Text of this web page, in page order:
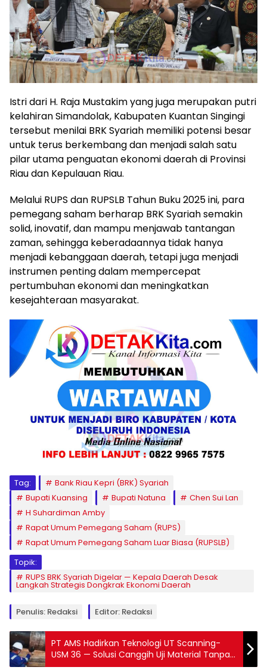
Istri dari H. Raja Mustakim yang juga merupakan putri
kelahiran Simandolak, Kabupaten Kuantan Singingi
tersebut menilai BRK Syariah memiliki potensi besar
untuk terus berkembang dan menjadi salah satu
pilar utama penguatan ekonomi daerah di Provinsi
Riau dan Kepulauan Riau.
Melalui RUPS dan RUPSLB Tahun Buku 2025 ini, para
pemegang saham berharap BRK Syariah semakin
solid, inovatif, dan mampu menjawab tantangan
zaman, sehingga keberadaannya tidak hanya
menjadi kebanggaan daerah, tetapi juga menjadi
instrumen penting dalam mempercepat
pertumbuhan ekonomi dan meningkatkan
kesejahteraan masyarakat.
Tag:
Bank Riau Kepri (BRK) Syariah
Bupati Kuansing
Bupati Natuna
Chen Sui Lan
H Suhardiman Amby
Rapat Umum Pemegang Saham (RUPS)
Rapat Umum Pemegang Saham Luar Biasa (RUPSLB)
Topik:
RUPS BRK Syariah Digelar — Kepala Daerah Desak
Langkah Strategis Dongkrak Ekonomi Daerah
Penulis: Redaksi Editor: Redaksi
PT AMS Hadirkan Teknologi UT Scanning-
USM 36 — Solusi Canggih Uji Material Tanpa
Merusak